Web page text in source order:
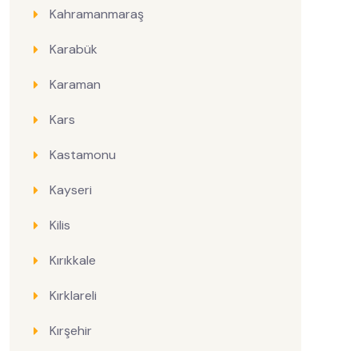
Kahramanmaraş
Karabük
Karaman
Kars
Kastamonu
Kayseri
Kilis
Kırıkkale
Kırklareli
Kırşehir